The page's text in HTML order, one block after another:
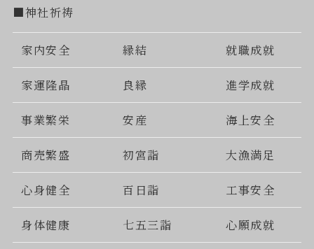
■神社祈祷
家内安全 縁結 就職成就
家運隆晶 良縁 進学成就
事業繁栄 安産 海上安全
商売繁盛 初宮詣 大漁満足
心身健全 百日詣 工事安全
身体健康 七五三詣 心願成就